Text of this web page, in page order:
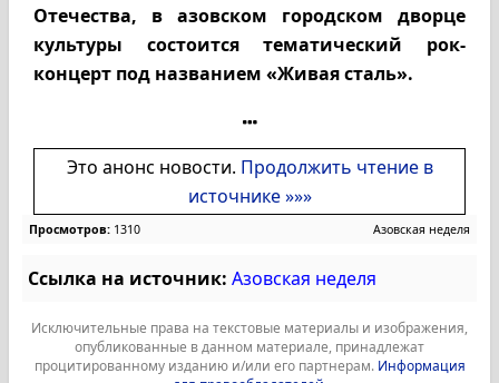
Отечества, в азовском городском дворце
культуры состоится тематический рок-
концерт под названием «Живая сталь».
Это анонс новости. Продолжить чтение в
источнике »»»
Просмотров: 1310 Азовская неделя
Ссылка на источник: Азовская неделя
Исключительные права на текстовые материалы и изображения,
опубликованные в данном материале, принадлежат
процитированному изданию и/или его партнерам. Информация